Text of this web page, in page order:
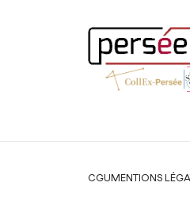
Légal
CGUMENTIONS